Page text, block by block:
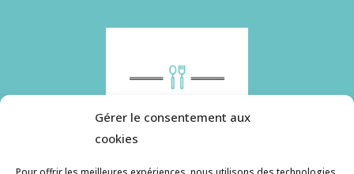
Gérer le consentement aux
cookies